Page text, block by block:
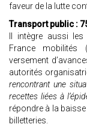
faveur de la lutte
Transport public :
Il intègre aussi
France mobilités
versement
autorités
rencontrant une
recettes liées à
répondre à la
billetteries.